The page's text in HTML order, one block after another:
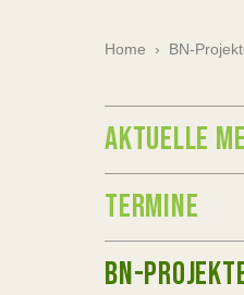
Home › BN-
AKTUELLE
TERMINE
BN-